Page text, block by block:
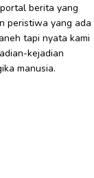
berita yang
peristiwa yang ada
tapi nyata kami
kejadian
manusia.